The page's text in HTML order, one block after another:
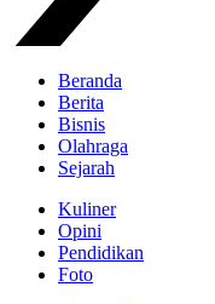
Beranda
Berita
Bisnis
Olahraga
Sejarah
Kuliner
Opini
Pendidikan
Foto